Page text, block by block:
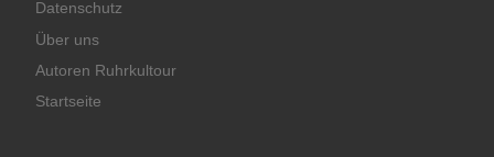
Datenschutz
Über uns
Autoren Ruhrkultour
Startseite